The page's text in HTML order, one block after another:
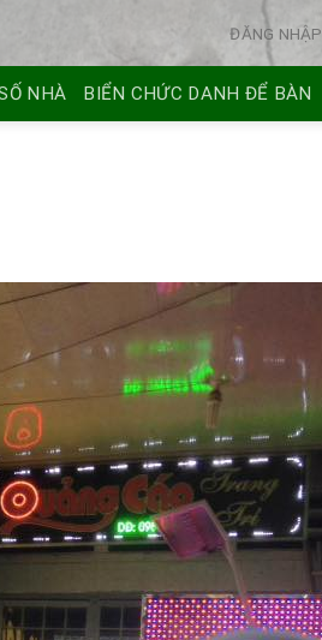
ĐĂNG NHẬP
NHÀ BIỂN CHỨC DANH ĐỂ BÀN